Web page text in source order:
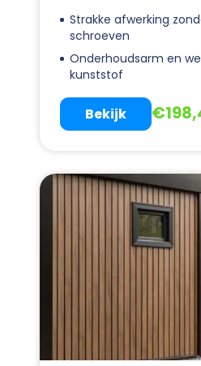
Strakke afwerking
schroeven
Onderhoudsarm en
kunststof
€
Bekijk